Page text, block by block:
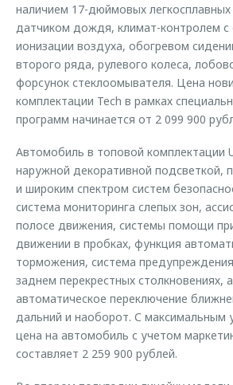
наличием 17-дюймовых
датчиком дождя, климат-контролем с
ионизации воздуха, обогревом
второго ряда, рулевого колеса,
форсунок стеклоомывателя. Цена
комплектации Tech в рамках
программ начинается от 2 099 900
Автомобиль в топовой комплектации
наружной декоративной подсветкой,
и широким спектром систем
система мониторинга слепых зон,
полосе движения, системы помощи
движении в пробках, функция
торможения, система
заднем перекрестных столкновениях,
автоматическое переключение
дальний и наоборот. С максимальным
цена на автомобиль с учетом
составляет 2 259 900 рублей.